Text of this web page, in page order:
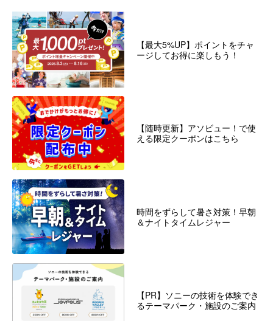
【最大5%UP】ポイントをチャ
ージしてお得に楽しもう！
【随時更新】アソビュー！で使
える限定クーポンはこちら
時間をずらして暑さ対策！早朝
＆ナイトタイムレジャー
【PR】ソニーの技術を体験でき
るテーマパーク・施設のご案内